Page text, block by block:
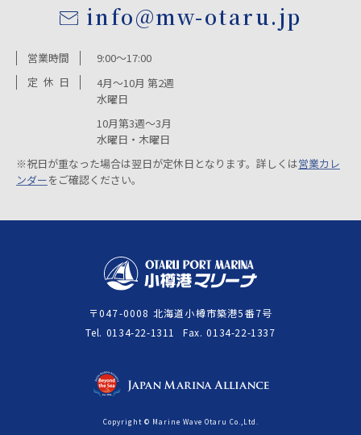
info@mw-otaru.jp
営業時間
9:00～17:00
定 休 日
4月～10月 第2週
水曜日
10月第3週～3月
水曜日・木曜日
※祝日が重なった場合は翌日が定休日となります。詳しくは営業カレ
ンダーをご確認ください。
〒047-0008 北海道小樽市築港5番7号
Tel 0134-22-1311 Fax 0134-22-1337
Copyright © Marine Wave Otaru Co.,Ltd.